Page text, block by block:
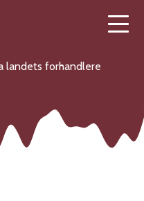
landets forhandlere